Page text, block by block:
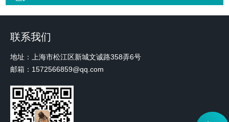
联系我们
地址：上海市松江区新城文诚路358弄6号
邮箱：1572566859@qq.com